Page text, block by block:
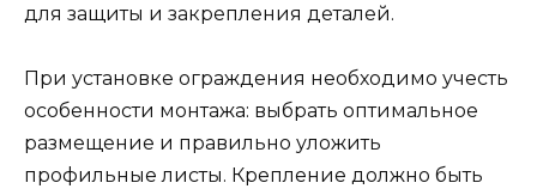
для защиты и закрепления деталей.
При установке ограждения необходимо учесть
особенности монтажа: выбрать оптимальное
размещение и правильно уложить
профильные листы. Крепление должно быть